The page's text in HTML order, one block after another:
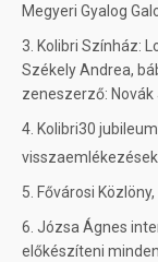
Megyeri Gyalog
3. Kolibri Színház:
Székely Andrea,
zeneszerző: Novák
4. Kolibri30
5. Fővárosi
6. Józsa Ágnes
előkészíteni